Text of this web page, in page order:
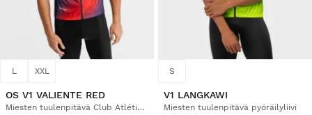
L XXL
OS V1 VALIENTE RED
Miesten tuulenpitävä Club Atlético Osasuna x Siroko -pyöräilyliivi
S
V1 LANGKAWI
Miesten tuulenpitävä pyöräilyliivi